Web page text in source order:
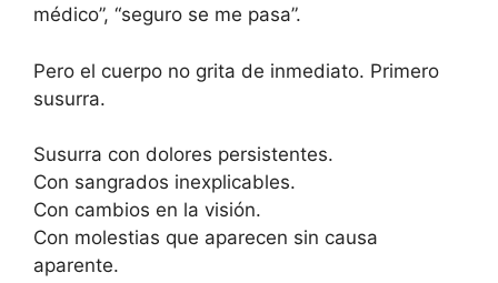
médico”, “seguro se me pasa”.
Pero el cuerpo no grita de inmediato. Primero
susurra.
Susurra con dolores persistentes.
Con sangrados inexplicables.
Con cambios en la visión.
Con molestias que aparecen sin causa
aparente.